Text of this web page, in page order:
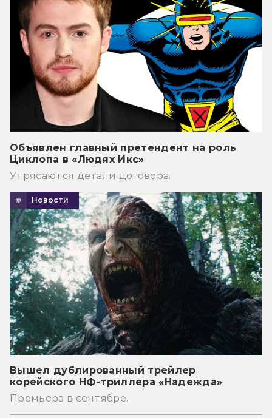
Объявлен главный претендент на роль
Циклопа в «Людях Икс»
Утрясаются детали договора.
Новости
Вышел дублированный трейлер
корейского НФ-триллера «Надежда»
Премьера в сентябре.